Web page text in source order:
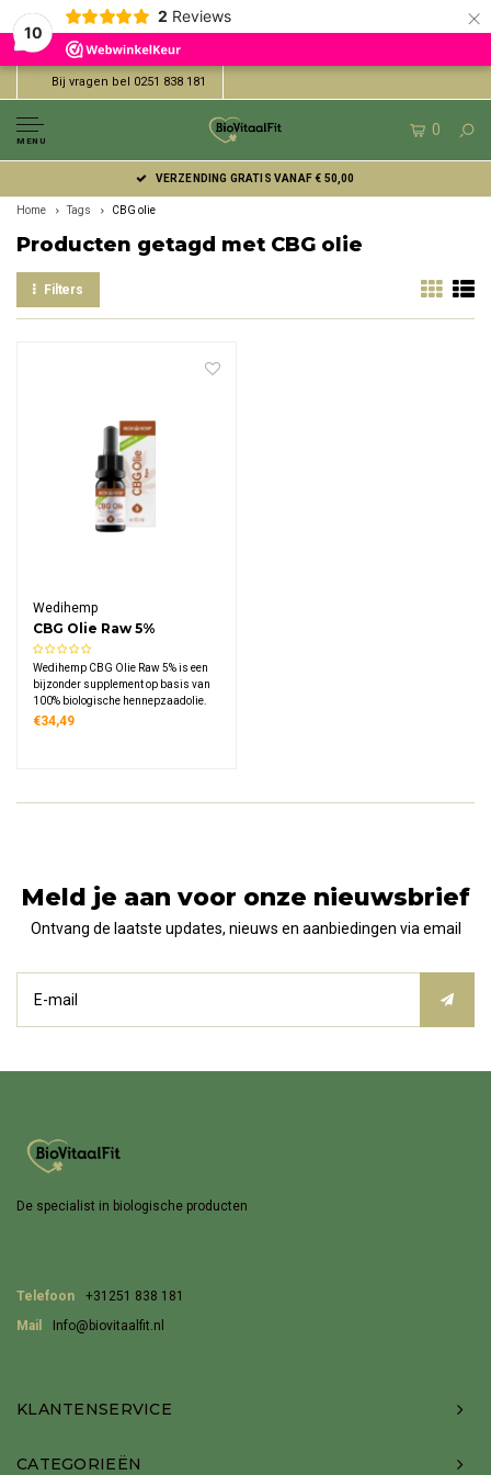
10
2 Reviews ×
Bij vragen bel 0251 838 181
MENU
0
VERZENDING GRATIS VANAF € 50,00
Home Tags CBG olie
Producten getagd met CBG olie
Filters
Wedihemp
CBG Olie Raw 5%
Wedihemp CBG Olie Raw 5% is een
bijzonder supplement op basis van
100% biologische hennepzaadolie.
CBG (cannabigerol) staat bekend
€34,49
Meld je aan voor onze nieuwsbrief
Ontvang de laatste updates, nieuws en aanbiedingen via email
De specialist in biologische producten
Telefoon
+31251 838 181
Mail
Info@biovitaalfit.nl
KLANTENSERVICE
CATEGORIEËN